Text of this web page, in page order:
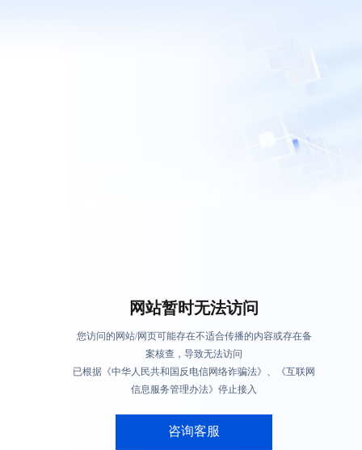
网站暂时无法访问
您访问的网站/网页可能存在不适合传播的内容或存在备
案核查，导致无法访问
已根据《中华人民共和国反电信网络诈骗法》、《互联网
信息服务管理办法》停止接入
咨询客服